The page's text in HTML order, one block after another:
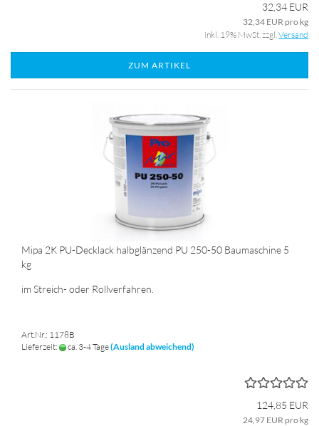
32,34 EUR
32,34 EUR pro kg
inkl. 19% MwSt. zzgl.Versand
ZUM ARTIKEL
Mipa 2K PU-Decklack halbglänzend PU 250-50 Baumaschine 5
kg
im Streich- oder Rollverfahren.
Art.Nr.: 1178B
Lieferzeit:
ca. 3-4 Tage(Ausland abweichend)
124,85 EUR
24,97 EUR pro kg